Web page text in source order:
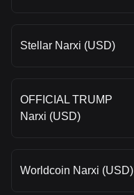
Stellar Narxi (USD)
OFFICIAL TRUMP
Narxi (USD)
Worldcoin Narxi (USD)